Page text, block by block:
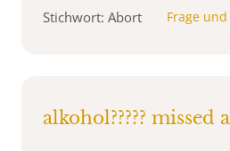
Stichwort: Abort Frage
alkohol????? missed